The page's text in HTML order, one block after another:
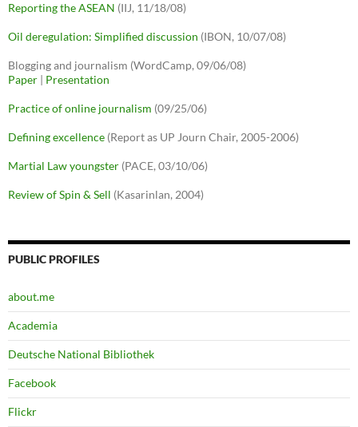
Reporting the ASEAN (IIJ, 11/18/08)
Oil deregulation: Simplified discussion (IBON, 10/07/08)
Blogging and journalism (WordCamp, 09/06/08)
Paper | Presentation
Practice of online journalism (09/25/06)
Defining excellence (Report as UP Journ Chair, 2005-2006)
Martial Law youngster (PACE, 03/10/06)
Review of Spin & Sell (Kasarinlan, 2004)
PUBLIC PROFILES
about.me
Academia
Deutsche National Bibliothek
Facebook
Flickr